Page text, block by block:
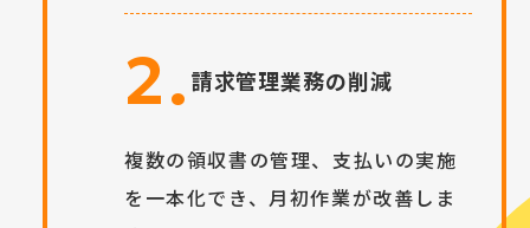
2. 請求管理業務の削減
複数の領収書の管理、支払いの実施
を一本化でき、月初作業が改善しま